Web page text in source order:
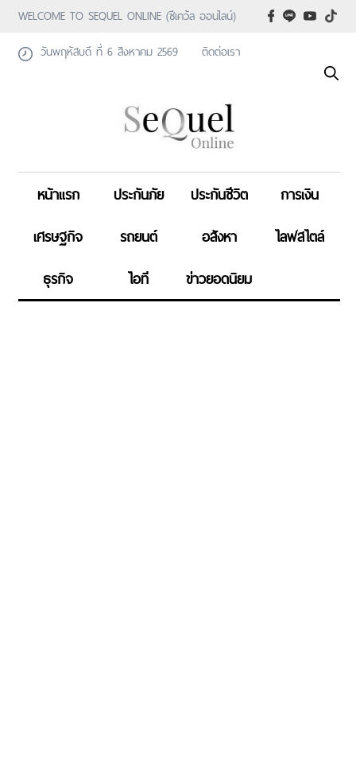
WELCOME TO SEQUEL ONLINE (ซีเคว้ล ออนไลน์)
วันพฤหัสบดี ที่ 6 สิงหาคม 2569
ติดต่อเรา
หน้าแรก ประกันภัย ประกันชีวิต
การเงิน
เศรษฐกิจ
รถยนต์ อสังหา
ไลฟสไตล์
ธุรกิจ
ไอที ข่าวยอดนิยม